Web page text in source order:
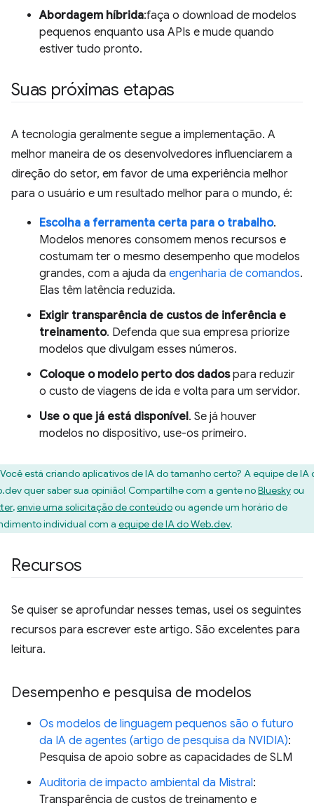
Abordagem híbrida:faça o download de modelos
pequenos enquanto usa APIs e mude quando
estiver tudo pronto.
Suas próximas etapas
A tecnologia geralmente segue a implementação. A
melhor maneira de os desenvolvedores influenciarem a
direção do setor, em favor de uma experiência melhor
para o usuário e um resultado melhor para o mundo, é:
Escolha a ferramenta certa para o trabalho.
Modelos menores consomem menos recursos e
costumam ter o mesmo desempenho que modelos
grandes, com a ajuda da engenharia de comandos.
Elas têm latência reduzida.
Exigir transparência de custos de inferência e
treinamento. Defenda que sua empresa priorize
modelos que divulgam esses números.
Coloque o modelo perto dos dadospara reduzir
o custo de viagens de ida e volta para um servidor.
Use o que já está disponível. Se já houver
modelos no dispositivo, use-os primeiro.
Você está criando aplicativos de IA do tamanho certo? A equipe de IA
quer saber sua opinião! Compartilhe com a gente noBlueskyou
,envie uma solicitação de conteúdoou agende um horário de
individual com a equipe de IA do Web.dev.
Recursos
Se quiser se aprofundar nesses temas, usei os seguintes
recursos para escrever este artigo. São excelentes para
leitura.
Desempenho e pesquisa de modelos
Os modelos de linguagem pequenos são o futuro
da IA de agentes (artigo de pesquisa da NVIDIA):
Pesquisa de apoio sobre as capacidades de SLM
Auditoria de impacto ambiental da Mistral:
Transparência de custos de treinamento e